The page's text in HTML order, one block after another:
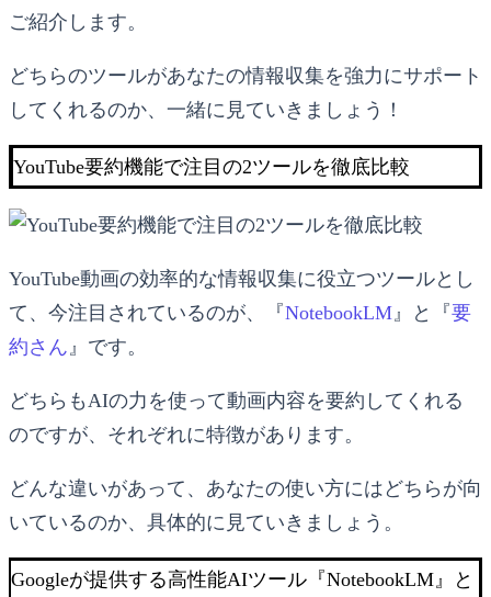
ご紹介します。
どちらのツールがあなたの情報収集を強力にサポート
してくれるのか、一緒に見ていきましょう！
YouTube要約機能で注目の2ツールを徹底比較
YouTube動画の効率的な情報収集に役立つツールとし
て、今注目されているのが、『NotebookLM 』と『要
約さん 』です。
どちらもAIの力を使って動画内容を要約してくれる
のですが、それぞれに特徴があります。
どんな違いがあって、あなたの使い方にはどちらが向
いているのか、具体的に見ていきましょう。
Googleが提供する高性能AIツール『NotebookLM』と